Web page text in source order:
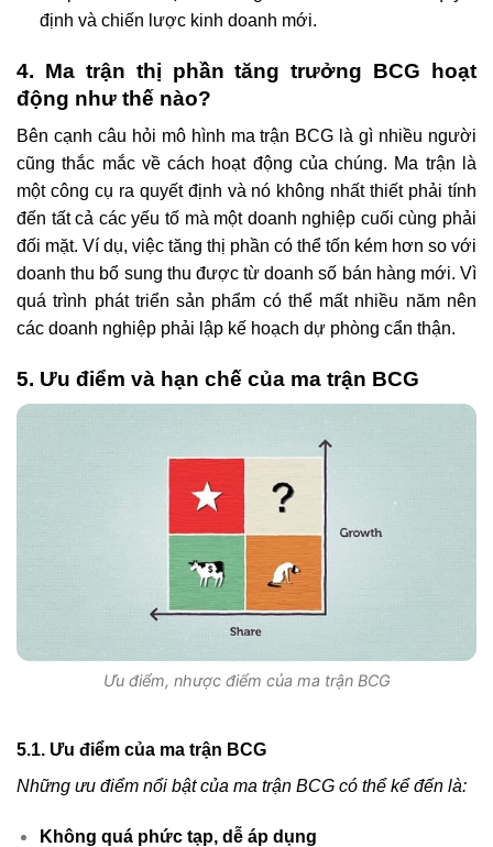
định và chiến lược kinh doanh mới.
4. Ma trận thị phần tăng trưởng BCG hoạt
động như thế nào?
Bên cạnh câu hỏi mô hình ma trận BCG là gì nhiều người
cũng thắc mắc về cách hoạt động của chúng. Ma trận là
một công cụ ra quyết định và nó không nhất thiết phải tính
đến tất cả các yếu tố mà một doanh nghiệp cuối cùng phải
đối mặt. Ví dụ, việc tăng thị phần có thể tốn kém hơn so với
doanh thu bổ sung thu được từ doanh số bán hàng mới. Vì
quá trình phát triển sản phẩm có thể mất nhiều năm nên
các doanh nghiệp phải lập kế hoạch dự phòng cẩn thận.
5. Ưu điểm và hạn chế của ma trận BCG
Ưu điểm, nhược điểm của ma trận BCG
5.1. Ưu điểm của ma trận BCG
Những ưu điểm nổi bật của ma trận BCG có thể kể đến là:
Không quá phức tạp, dễ áp dụng